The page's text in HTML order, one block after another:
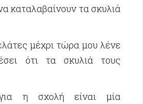
καταλαβαίνουν τα σκυλιά
μέχρι τώρα μου λένε
ότι τα σκυλιά τους
η σχολή είναι μία